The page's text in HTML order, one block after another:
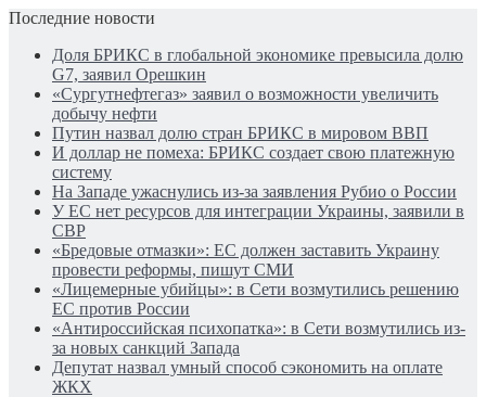
Последние новости
Доля БРИКС в глобальной экономике превысила долю
G7, заявил Орешкин
«Сургутнефтегаз» заявил о возможности увеличить
добычу нефти
Путин назвал долю стран БРИКС в мировом ВВП
И доллар не помеха: БРИКС создает свою платежную
систему
На Западе ужаснулись из-за заявления Рубио о России
У ЕС нет ресурсов для интеграции Украины, заявили в
СВР
«Бредовые отмазки»: ЕС должен заставить Украину
провести реформы, пишут СМИ
«Лицемерные убийцы»: в Сети возмутились решению
ЕС против России
«Антироссийская психопатка»: в Сети возмутились из-
за новых санкций Запада
Депутат назвал умный способ сэкономить на оплате
ЖКХ